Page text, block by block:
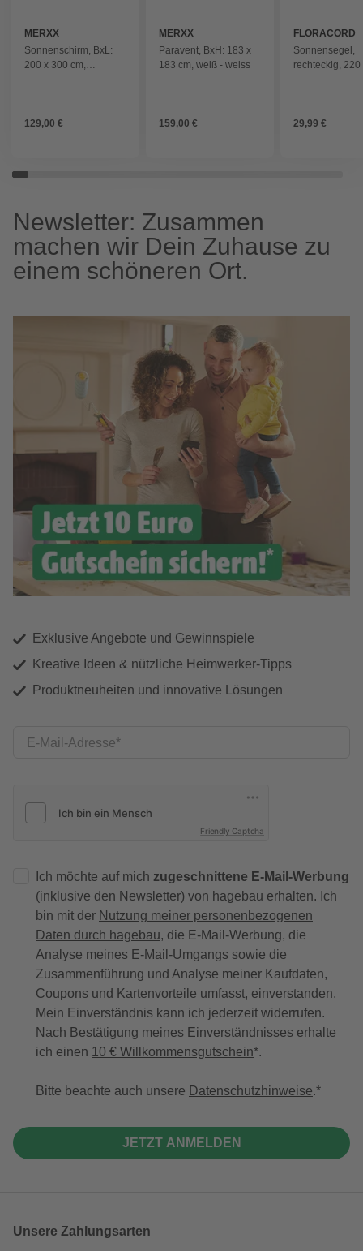
MERXX
Sonnenschirm, BxL:
200 x 300 cm,
129,00 €
MERXX
Paravent, BxH: 183 x
183 cm, weiß - weiss
159,00 €
FLORACORD
Sonnensegel,
rechteckig, 220
29,99 €
Newsletter: Zusammen
machen wir Dein Zuhause zu
einem schöneren Ort.
Exklusive Angebote und Gewinnspiele
Kreative Ideen & nützliche Heimwerker-Tipps
Produktneuheiten und innovative Lösungen
E-Mail-Adresse
Friendly Captcha
Ich möchte auf mich zugeschnittene E-Mail-Werbung
(inklusive den Newsletter) von hagebau erhalten. Ich
bin mit der Nutzung meiner personenbezogenen
Daten durch hagebau, die E-Mail-Werbung, die
Analyse meines E-Mail-Umgangs sowie die
Zusammenführung und Analyse meiner Kaufdaten,
Coupons und Kartenvorteile umfasst, einverstanden.
Mein Einverständnis kann ich jederzeit widerrufen.
Nach Bestätigung meines Einverständnisses erhalte
ich einen 10 € Willkommensgutschein*.
Bitte beachte auch unsere Datenschutzhinweise.
JETZT ANMELDEN
Unsere Zahlungsarten